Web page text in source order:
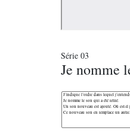
Série 03
Je nomme